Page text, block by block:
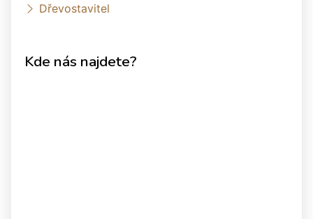
Dřevostavitel
Kde nás najdete?